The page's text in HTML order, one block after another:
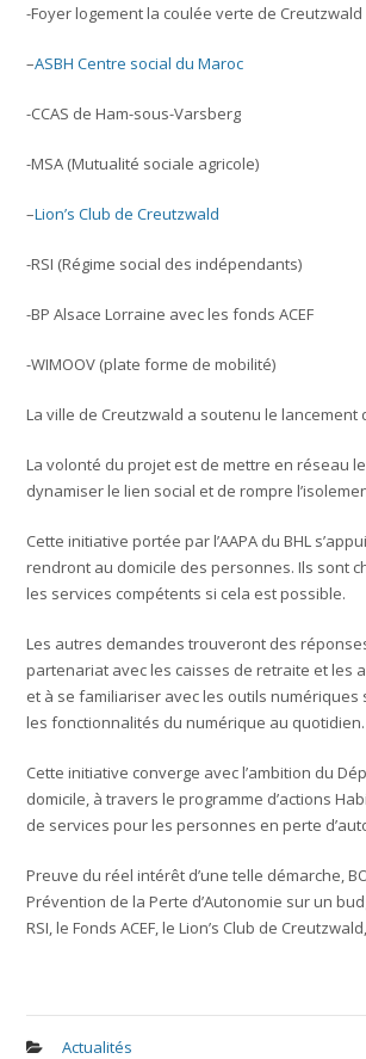
-Foyer logement la coulée verte de Creutzwald
–ASBH Centre social du Maroc
-CCAS de Ham-sous-Varsberg
-MSA (Mutualité sociale agricole)
–Lion’s Club de Creutzwald
-RSI (Régime social des indépendants)
-BP Alsace Lorraine avec les fonds ACEF
-WIMOOV (plate forme de mobilité)
La ville de Creutzwald a soutenu le
La volonté du projet est de mettre en réseau
dynamiser le lien social et de rompre
Cette initiative portée par l’AAPA du BHL
rendront au domicile des personnes. Ils sont
les services compétents si cela est possible.
Les autres demandes trouveront des
partenariat avec les caisses de retraite et les
et à se familiariser avec les outils
les fonctionnalités du numérique au
Cette initiative converge avec l’ambition du
domicile, à travers le programme d’actions
de services pour les personnes en perte
Preuve du réel intérêt d’une telle démarche,
Prévention de la Perte d’Autonomie sur un
RSI, le Fonds ACEF, le Lion’s Club de
Actualités